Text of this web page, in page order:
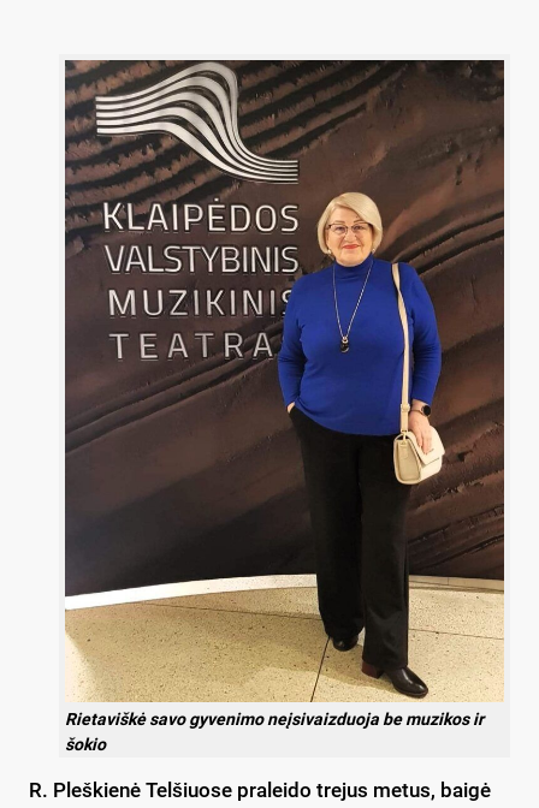
Rietaviškė savo gyvenimo neįsivaizduoja be muzikos ir
šokio
R. Pleškienė Telšiuose praleido trejus metus, baigė